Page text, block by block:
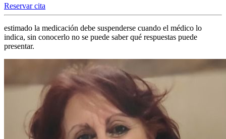
Reservar cita
estimado la medicación debe suspenderse cuando el médico lo
indica, sin conocerlo no se puede saber qué respuestas puede
presentar.